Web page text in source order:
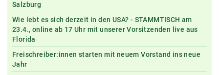
Salzburg
Wie lebt es sich derzeit in den USA? - STAMMTISCH am
23.4., online ab 17 Uhr mit unserer Vorsitzenden live aus
Florida
Freischreiber:innen starten mit neuem Vorstand ins neue
Jahr